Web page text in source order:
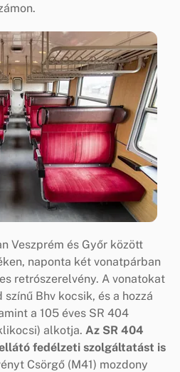
Veszprém és Győr között
naponta két vonatpárban
retrószerelvény. A vonatokat
Bhv kocsik, és a hozzá
a 105 éves SR 404
alkotja. Az SR 404
fedélzeti szolgáltatást is
Csörgő (M41) mozdony